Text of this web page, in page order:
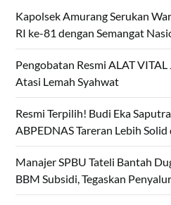
Kapolsek Amurang Serukan
RI ke-81 dengan Semangat
Pengobatan Resmi ALAT
Atasi Lemah Syahwat
Resmi Terpilih! Budi Eka
ABPEDNAS Tareran Lebih
Manajer SPBU Tateli Bantah
BBM Subsidi, Tegaskan